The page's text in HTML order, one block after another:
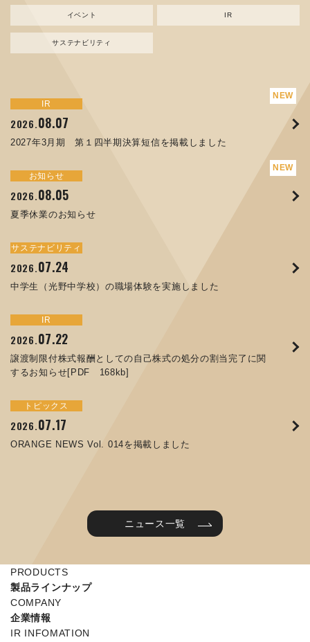
イベント IR
サステナビリティ
IR
2026.08.07
2027年3月期 第１四半期決算短信を掲載しました
お知らせ
2026.08.05
夏季休業のお知らせ
サステナビリティ
2026.07.24
中学生（光野中学校）の職場体験を実施しました
IR
2026.07.22
譲渡制限付株式報酬としての自己株式の処分の割当完了に関
するお知らせ[PDF 168kb]
トピックス
2026.07.17
ORANGE NEWS Vol. 014を掲載しました
新規事業
2024.04.10
資源ごみAI 自動選別機 販売開始のお知らせ
お知らせ
2026.08.05
夏季休業のお知らせ
お知らせ
2025.11.17
コラムを更新しました：MECT2025(メカトロテックジャパ
お知らせ
2025. 09.02
お知らせ
2025.05.29
コラムを更新しました：MEX金沢2025(第61回機械工業見本
お知らせ
2025.05.15
トピックス
2026.07.17
ORANGE NEWS Vol. 014を掲載しました
トピックス
2026.04.17
ORANGE NEWS Vol. 013を掲載しました
トピックス
2025.10.01
高松流技Vol.25を掲載しました
トピックス
2025.09.10
ORANGE NEWS Vol. 011を掲載しました
2025.07.31
ORANGE NEWS Vol. 010を掲載しました
イベント
2026.04.03
MEX金沢2026 出展のご案内 ※終了しました
イベント
2025.08.29
MECT 2025 出展のご案内 ※終了しました
イベント
2025.04.16
MEX金沢2025 出展のご案内 ※終了しました
イベント
2024.09.26
JIMTOF2024 出展のご案内 ※終了しました
2024.05.13
MEX金沢2024 学生向け会社説明コーナー予約のご案内 ※
終了しました
IR
2026.08.07
2027年3月期 第１四半期決算短信を掲載しました
IR
2026.07.22
譲渡制限付株式報酬としての自己株式の処分の割当完了に関
IR
2026. 07.07
IR
2026.07.01
コーポレートガバナンス報告書を更新しました
IR
2026.06.26
第65回定時株主総会のご報告を掲載しました
サステナビリティ
2026.07.24
中学生（光野中学校）の職場体験を実施しました
サステナビリティ
2026.06.12
人材戦略を策定しました
サステナビリティ
2026.03.26
「健康経営優良法人２０２６（大規模法人部門）」に認定さ
サステナビリティ
2025.12.09
令和７年度石川県ワークライフバランス企業知事表彰「優良
サステナビリティ
2025.12.04
ニュース一覧
PRODUCTS
製品ラインナップ
COMPANY
企業情報
IR INFOMATION